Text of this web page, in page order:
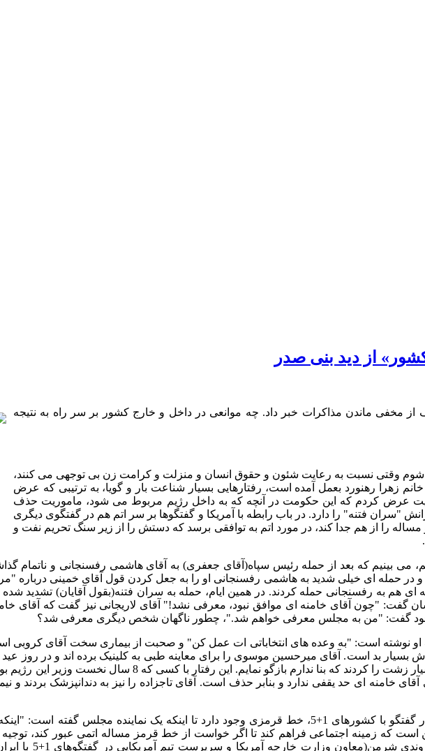
از دید بنی صدر
آقای ظریف از مخفی ماندن مذاکرات خبر داد. چه موانعی در داخل و خارج کشور بر سر راه به نتیجه
شوم وقتی نسبت به رعایت شئون و حقوق انسان و منزلت و کرامت زن بی توجهی می کنند،
زهرا رهنورد بعمل آمده است، رفتارهایی بسیار شناعت بار و گویا، به ترتیبی که عرض
عرض کردم که این حکومت در آنچه که به داخل رژیم مربوط می شود، ماموریت حذف
"سران فتنه" را دارد.در باب رابطه با آمریکا و گفتگوها بر سر اتم هم در گفتگوی دیگری
را از هم جدا کند، در مورد اتم به توافقی برسد که دستش را از زیر سنگ تحریم نفت و
.
می بینیم که بعد از حمله رئیس سپاه( آقای جعفری) به آقای هاشمی رفسنجانی و ناتمام
در حمله ای خیلی شدید به هاشمی رفسنجانی او را به جعل کردن قول آقای خمینی درباره "
ای هم به رفسنجانی حمله کردند. در همین ایام، حمله به سران فتنه(بقول آقایان) تشدید شده
گفت: "چون آقای خامنه ای موافق نبود، معرفی نشد!" آقای لاریجانی نیز گفت که آقای
گفت: "من به مجلس معرفی خواهم شد."، چطور ناگهان شخص دیگری معرفی شد؟
او نوشته است: "به وعده های انتخاباتی ات عمل کن" و صحبت از بیماری سخت آقای کروبی است
بسیار بد است. آقای میرحسین موسوی را برای معاینه طبی به کلینیک برده اند و در روز عید
زشت را کردند که بنا ندارم بازگو نمایم. این رفتار با کسی که8 سال نخست وزیر این رژیم
خامنه ای حد یقفی ندارد و بنابر حذف است.
آقای تاجزاده را نیز به دندانپزشک بردند و
گفتگو با کشورهای 1+5 ، خط قرمزی وجود دارد تا اینکه یک نماینده مجلس گفته است: "
که زمینه اجتماعی فراهم کند تا اگر خواست از خط قرمز مساله اتمی عبور کند، توجیه
وندی شرمن(معاون وزارت خارجه آمریکا و سرپرست تیم آمریکایی در گفتگوهای 1+5 با